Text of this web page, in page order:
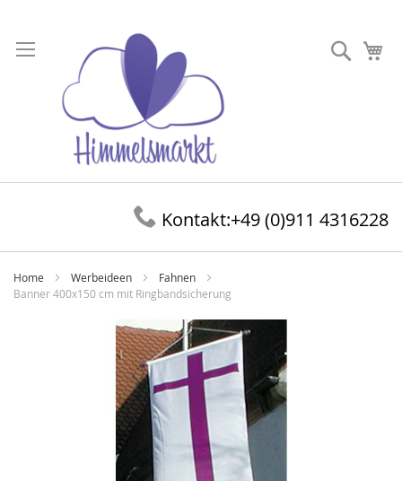
zum
Inhalt
Suche
Kontakt:+49 (0)911 4316228
Home Werbeideen
Fahnen
Banner 400x150 cm mit Ringbandsicherung